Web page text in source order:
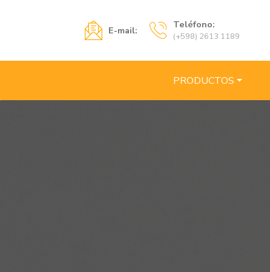
E-mail: Teléfono:
(+598) 2613 1189
PRODUCTOS